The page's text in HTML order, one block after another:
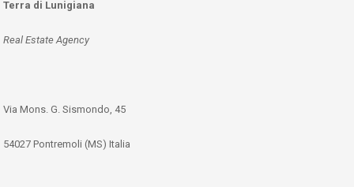
Terra di Lunigiana
Real Estate Agency
Via Mons. G. Sismondo, 45
54027 Pontremoli (MS) Italia